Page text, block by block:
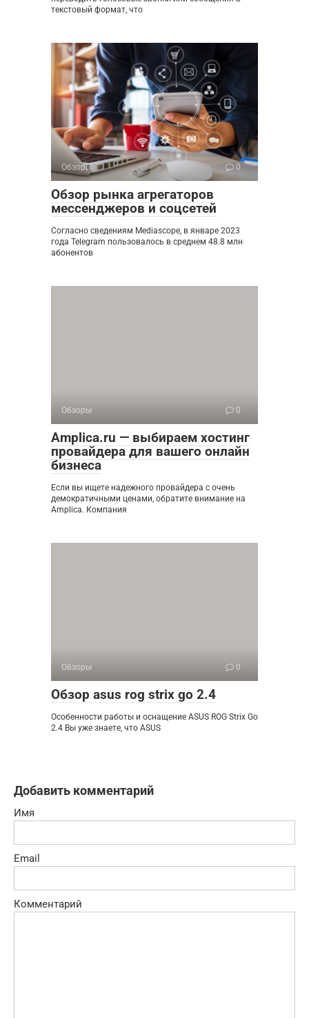
текстовый формат, что
Обзоры 0
Обзор рынка агрегаторов
мессенджеров и соцсетей
Согласно сведениям Mediascope, в январе 2023
года Telegram пользовалось в среднем 48.8 млн
абонентов
Обзоры 0
Amplica.ru — выбираем хостинг
провайдера для вашего онлайн
бизнеса
Если вы ищете надежного провайдера с очень
демократичными ценами, обратите внимание на
Amplica. Компания
Обзоры 0
Обзор asus rog strix go 2.4
Особенности работы и оснащение ASUS ROG Strix Go
2.4 Вы уже знаете, что ASUS
Добавить комментарий
Имя
Email
Комментарий